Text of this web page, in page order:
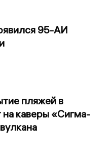
95-АИ
пляжей в
на каверы «Сигма-